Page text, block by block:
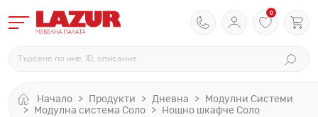
0
Начало Продукти Дневна
Модулни Системи
Модулна система Соло
Нощно шкафче Соло